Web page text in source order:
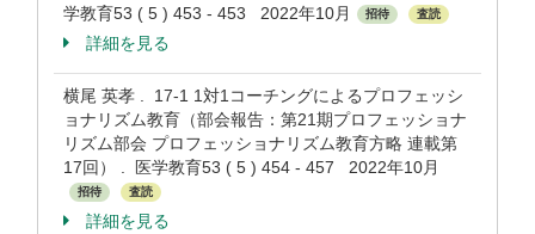
学教育53 ( 5 ) 453 - 453 2022年10月
招待 査読
詳細を見る
横尾 英孝 . 17-1 1対1コーチングによるプロフェッシ
ョナリズム教育（部会報告：第21期プロフェッショナ
リズム部会 プロフェッショナリズム教育方略 連載第
17回） . 医学教育53 ( 5 ) 454 - 457 2022年10月
招待 査読
詳細を見る